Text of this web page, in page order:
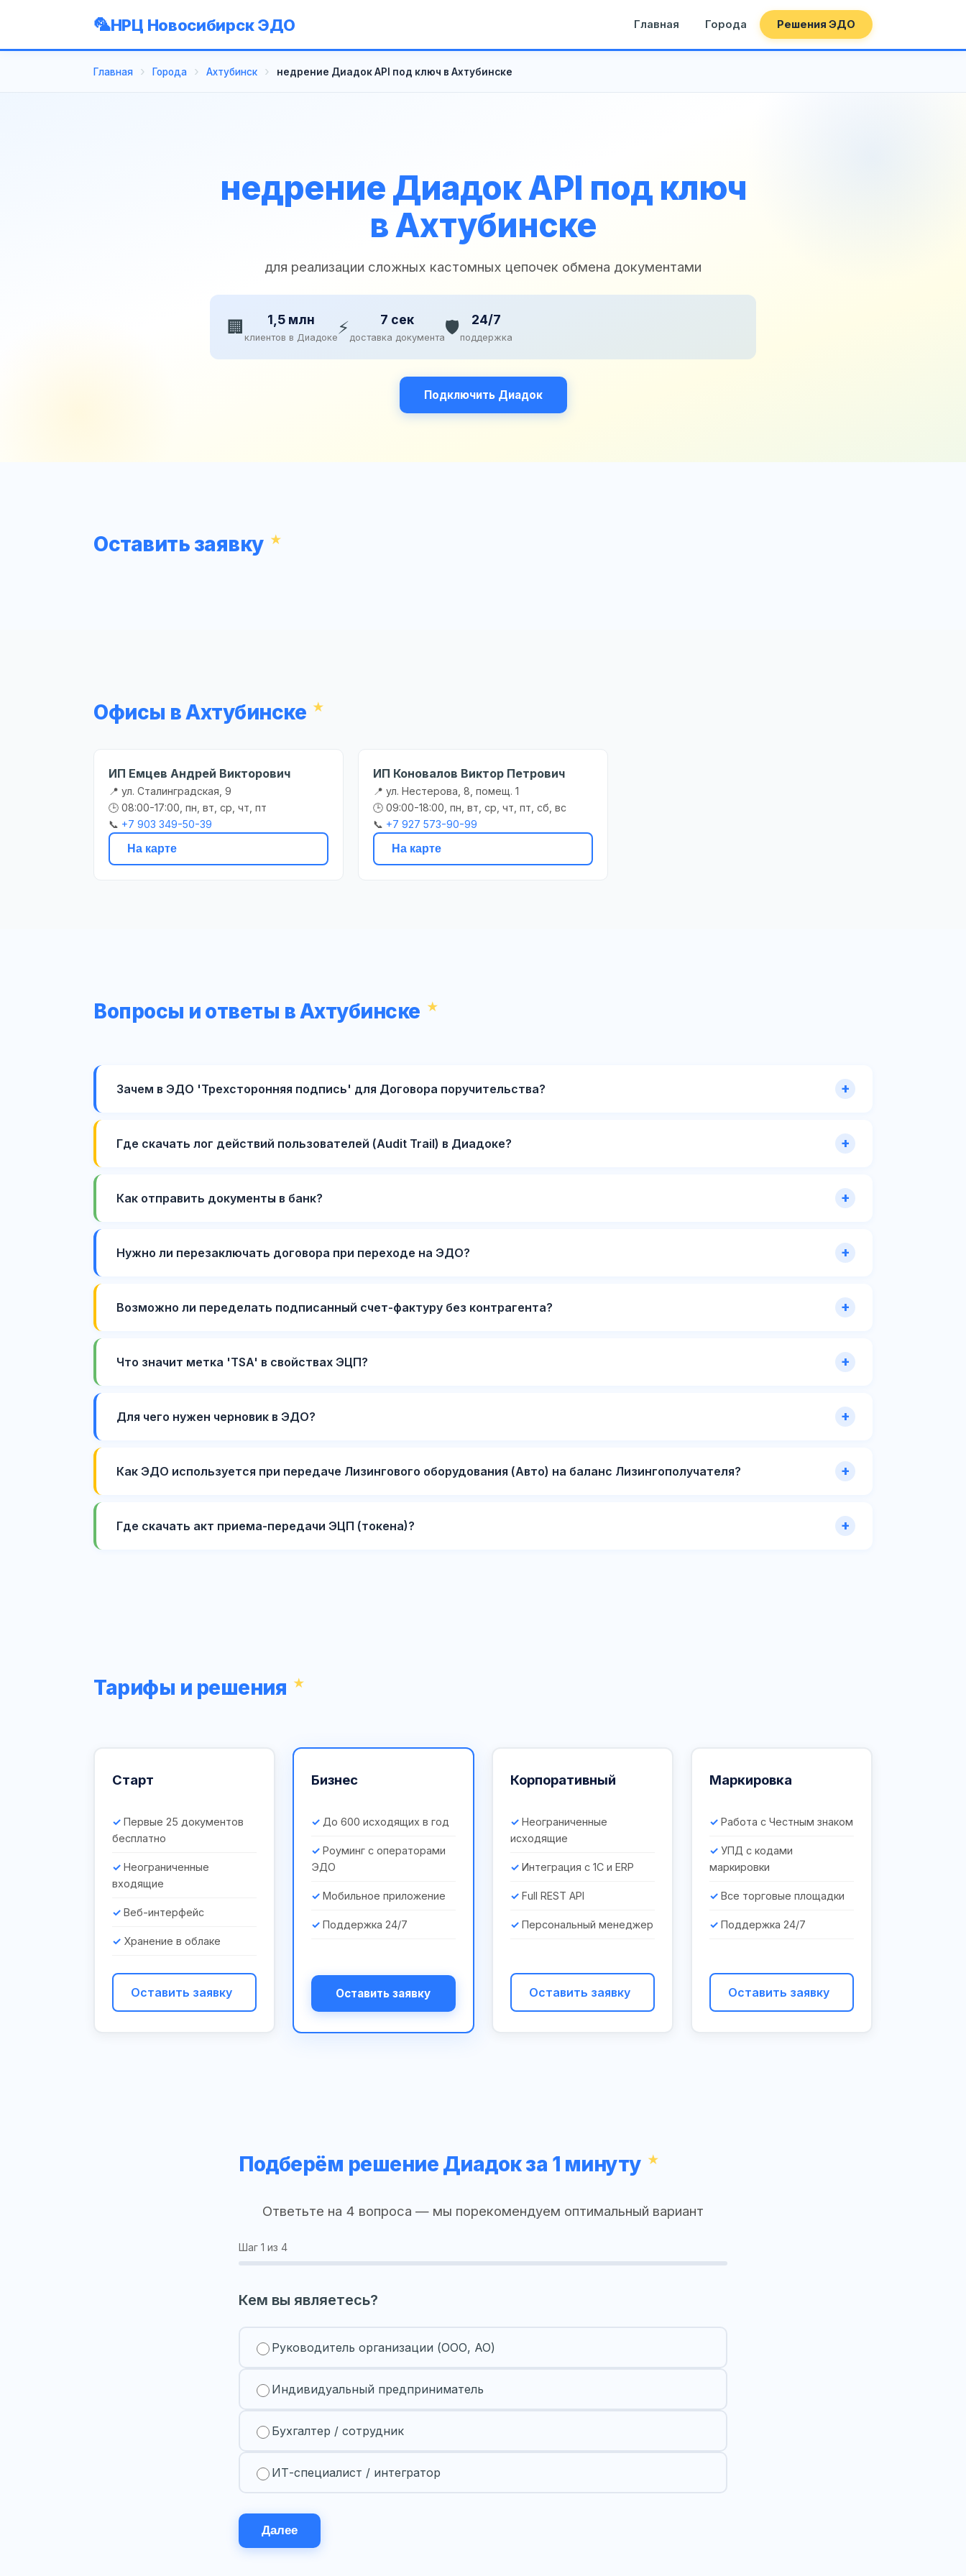
НРЦ Новосибирск ЭДО Главная Города Решения ЭДО
Главная Города Ахтубинск недрение Диадок API под ключ в Ахтубинске
недрение Диадок API под ключ
в Ахтубинске
для реализации сложных кастомных цепочек обмена документами
🏢 1,5 млн
клиентов в Диадоке ⚡ 7 сек
доставка документа🛡️ 24/7
поддержка
Подключить Диадок
Оставить заявку
Офисы в Ахтубинске
ИП Емцев Андрей Викторович
📍 ул. Сталинградская, 9
🕒 08:00-17:00, пн, вт, ср, чт, пт
📞 +7 903 349-50-39
На карте
ИП Коновалов Виктор Петрович
📍 ул. Нестерова, 8, помещ. 1
🕒 09:00-18:00, пн, вт, ср, чт, пт, сб, вс
📞 +7 927 573-90-99
На карте
Вопросы и ответы в Ахтубинске
Зачем в ЭДО 'Трехсторонняя подпись' для Договора поручительства?
Где скачать лог действий пользователей (Audit Trail) в Диадоке?
Как отправить документы в банк?
Нужно ли перезаключать договора при переходе на ЭДО?
Возможно ли переделать подписанный счет-фактуру без контрагента?
Что значит метка 'TSA' в свойствах ЭЦП?
Для чего нужен черновик в ЭДО?
Как ЭДО используется при передаче Лизингового оборудования (Авто) на баланс Лизингополучателя?
Где скачать акт приема-передачи ЭЦП (токена)?
Тарифы и решения
Старт
Первые 25 документов
бесплатно
Неограниченные
входящие
Веб-интерфейс
Хранение в облаке
Оставить заявку
Бизнес
До 600 исходящих в год
Роуминг с операторами
ЭДО
Мобильное приложение
Поддержка 24/7
Оставить заявку
Корпоративный
Неограниченные
исходящие
Интеграция с 1С и ERP
Full REST API
Персональный менеджер
Оставить заявку
Маркировка
Работа с Честным знаком
УПД с кодами
маркировки
Все торговые площадки
Поддержка 24/7
Оставить заявку
Подберём решение Диадок за 1 минуту
Ответьте на 4 вопроса — мы порекомендуем оптимальный вариант
Шаг 1 из 4
Кем вы являетесь?
Руководитель организации (ООО, АО)
Индивидуальный предприниматель
Бухгалтер / сотрудник
ИТ-специалист / интегратор
Далее